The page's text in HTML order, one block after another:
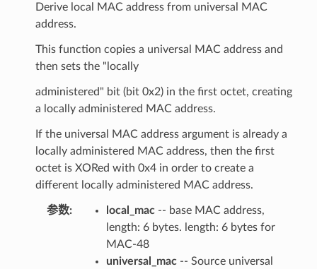
Derive local MAC address from universal MAC
address.
This function copies a universal MAC address and
then sets the "locally
administered" bit (bit 0x2) in the first octet, creating
a locally administered MAC address.
If the universal MAC address argument is already a
locally administered MAC address, then the first
octet is XORed with 0x4 in order to create a
different locally administered MAC address.
参数 local_mac-- base MAC address,
length: 6 bytes. length: 6 bytes for
MAC-48
universal_mac-- Source universal